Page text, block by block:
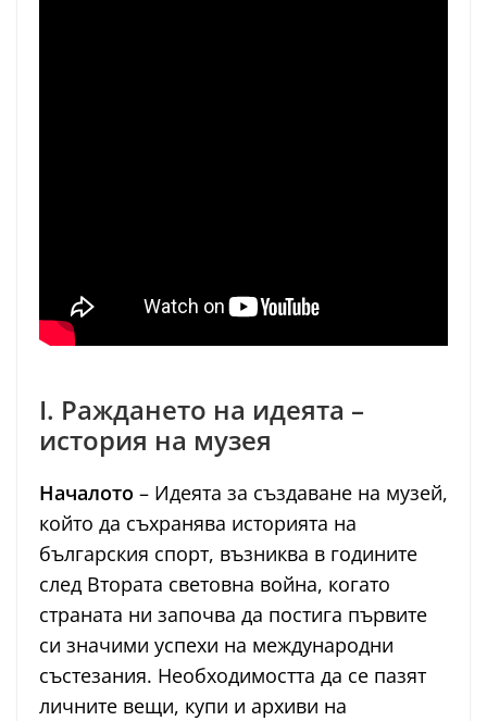
I. Раждането на идеята –
история на музея
Началото – Идеята за създаване на музей,
който да съхранява историята на
българския спорт, възниква в годините
след Втората световна война, когато
страната ни започва да постига първите
си значими успехи на международни
състезания. Необходимостта да се пазят
личните вещи, купи и архиви на